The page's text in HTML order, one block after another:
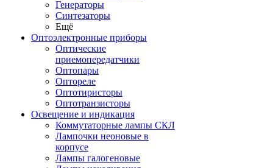
Генераторы
Синтезаторы
Ещё
Оптоэлектронные приборы
Оптические
приемопередатчики
Оптопары
Оптореле
Оптотиристоры
Оптотранзисторы
Освещение и индикация
Коммутаторные лампы СКЛ
Лампочки неоновые в
корпусе
Лампы галогеновые